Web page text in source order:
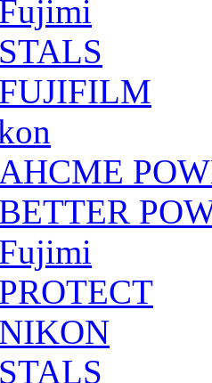
Fujimi
STALS
FUJIFILM
AHCME
BETTER
Fujimi
PROTECT
NIKON
STALS